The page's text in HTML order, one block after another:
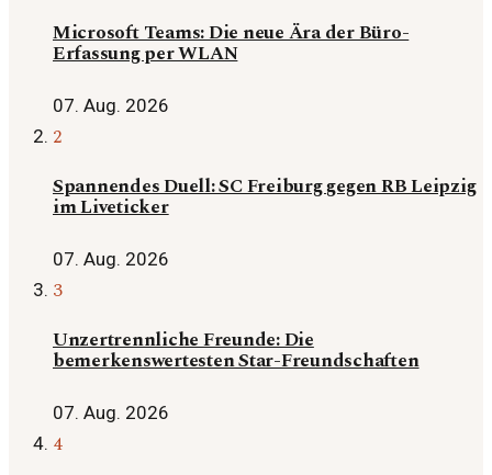
Microsoft Teams: Die neue Ära der Büro-
Erfassung per WLAN
07. Aug. 2026
2
Spannendes Duell: SC Freiburg gegen RB Leipzig
im Liveticker
07. Aug. 2026
3
Unzertrennliche Freunde: Die
bemerkenswertesten Star-Freundschaften
07. Aug. 2026
4